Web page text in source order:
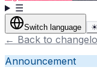
☰
Switch language ☀
← Back to
Announcement